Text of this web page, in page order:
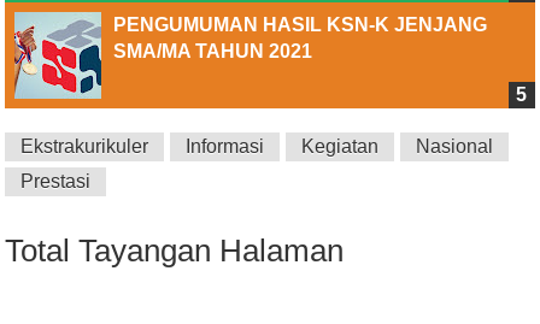
PENGUMUMAN HASIL KSN-K JENJANG
SMA/MA TAHUN 2021
Ekstrakurikuler Informasi Kegiatan
Nasional
Prestasi
Total Tayangan Halaman